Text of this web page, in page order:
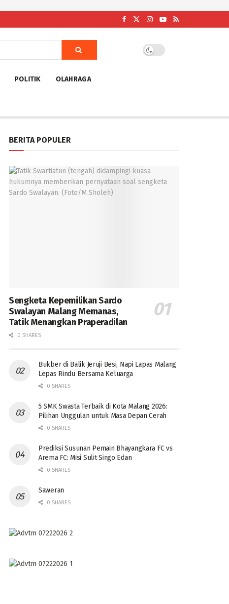
POLITIK OLAHRAGA
BERITA POPULER
Sengketa Kepemilikan Sardo
Swalayan Malang Memanas,
Tatik Menangkan Praperadilan
0 SHARES
Bukber di Balik Jeruji Besi, Napi Lapas Malang
Lepas Rindu Bersama Keluarga
0 SHARES
5 SMK Swasta Terbaik di Kota Malang 2026:
Pilihan Unggulan untuk Masa Depan Cerah
0 SHARES
Prediksi Susunan Pemain Bhayangkara FC vs
Arema FC: Misi Sulit Singo Edan
0 SHARES
Saweran
0 SHARES